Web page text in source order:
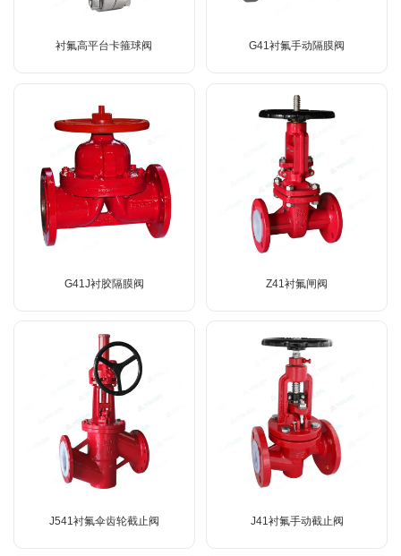
衬氟高平台卡箍球阀 G41衬氟手动隔膜阀
G41J衬胶隔膜阀 Z41衬氟闸阀
J541衬氟伞齿轮截止阀 J41衬氟手动截止阀